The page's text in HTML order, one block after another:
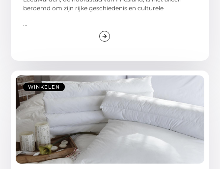
beroemd om zijn rijke geschiedenis en culturele
WINKELEN